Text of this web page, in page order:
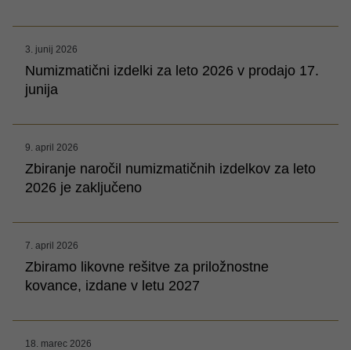
3. junij 2026
Numizmatični izdelki za leto 2026 v prodajo 17.
junija
9. april 2026
Zbiranje naročil numizmatičnih izdelkov za leto
2026 je zaključeno
7. april 2026
Zbiramo likovne rešitve za priložnostne
kovance, izdane v letu 2027
18. marec 2026